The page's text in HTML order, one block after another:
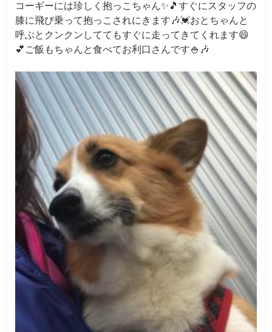
コーギーには珍しく抱っこちゃん✨🎵すぐにスタッフの
膝に飛び乗って抱っこされにきます🎶💓おとちゃんと
呼ぶとクンクンしててもすぐに走ってきてくれます😄
💕ご飯もちゃんと食べてお利口さんです🍚🎶